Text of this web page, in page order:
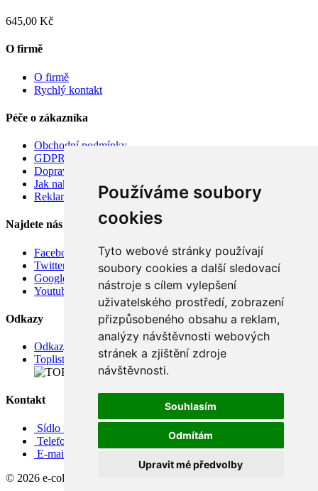
Používáme soubory
cookies
Tyto webové stránky používají
soubory cookies a další sledovací
nástroje s cílem vylepšení
uživatelského prostředí, zobrazení
přizpůsobeného obsahu a reklam,
analýzy návštěvnosti webových
stránek a zjištění zdroje
návštěvnosti.
Souhlasím
Odmítám
Upravit mé předvolby
645,00 Kč
O firmě
O firmě
Rychlý kontakt
Péče o zákazníka
Obchodní podmínky
GDPR
Doprava
Jak nakupovat
Reklamace
Najdete nás
Facebook
Twitter
Google
Youtube
Odkazy
Odkazy
Toplist
Kontakt
Sídlo firmy: Boženy Němcové 739/1, Svitavy 568 02, CZ
Telefon: +420 608 449 590
E-mail: info@e-color.cz
© 2026 e-color.cz